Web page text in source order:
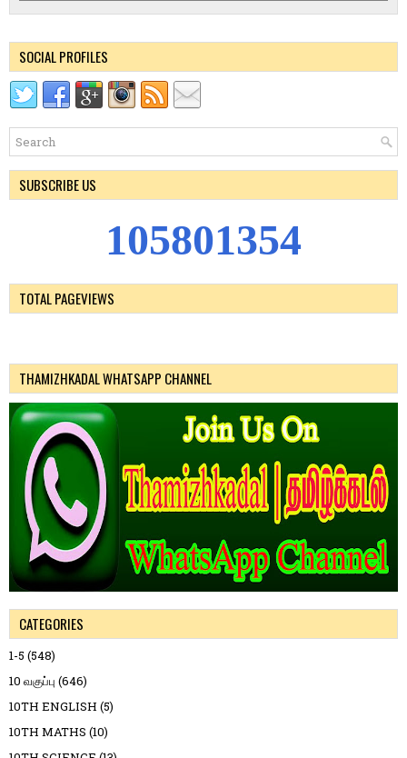
SOCIAL PROFILES
SUBSCRIBE US
105801354
TOTAL PAGEVIEWS
THAMIZHKADAL WHATSAPP CHANNEL
CATEGORIES
1-5 (548)
10 வகுப்பு (646)
10TH ENGLISH (5)
10TH MATHS (10)